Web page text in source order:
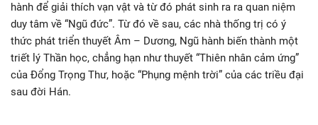
hành để giải thích vạn vật và từ đó phát sinh ra ra quan niệm
duy tâm về “Ngũ đức”. Từ đó về sau, các nhà thống trị có ý
thức phát triển thuyết Âm – Dương, Ngũ hành biến thành một
triết lý Thần học, chẳng hạn như thuyết “Thiên nhân cảm ứng”
của Đổng Trọng Thư, hoặc “Phụng mệnh trời” của các triều đại
sau đời Hán.